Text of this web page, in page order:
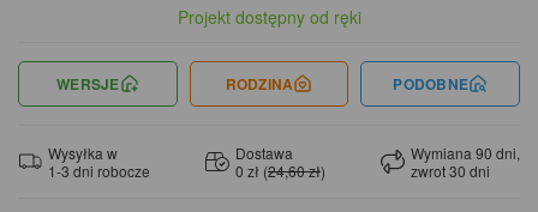
Projekt dostępny od ręki
WERSJE RODZINA PODOBNE
Wysyłka w
1-3 dni robocze
Dostawa
0 zł (24,60 zł)
Wymiana 90 dni,
zwrot 30 dni